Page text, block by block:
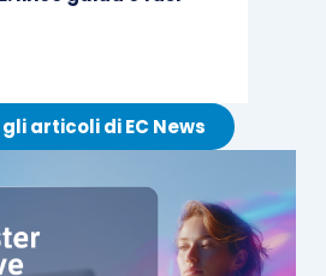
articoli di EC News